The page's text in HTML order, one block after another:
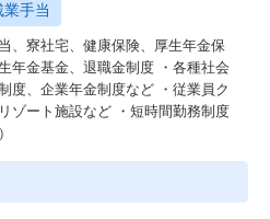
業手当
、寮社宅、健康保険、厚生年金保
年金基金、退職金制度 ・各種社会
度、企業年金制度など ・従業員ク
ゾート施設など ・短時間勤務制度